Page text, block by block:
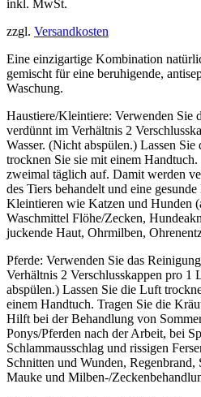
inkl. MwSt.
zzgl. Versandkosten
Eine einzigartige Kombination
gemischt für eine beruhigende,
Waschung.
Haustiere/Kleintiere: Verwenden Sie
verdünnt im Verhältnis 2
Wasser. (Nicht abspülen.) Lassen
trocknen Sie sie mit einem
zweimal täglich auf. Damit werden
des Tiers behandelt und eine
Kleintieren wie Katzen und Hunden
Waschmittel Flöhe/Zecken,
juckende Haut, Ohrmilben,
Pferde: Verwenden Sie das
Verhältnis 2 Verschlusskappen pro 1
abspülen.) Lassen Sie die Luft
einem Handtuch. Tragen Sie die
Hilft bei der Behandlung von
Ponys/Pferden nach der Arbeit, bei
Schlammausschlag und rissigen
Schnitten und Wunden,
Mauke und Milben-/